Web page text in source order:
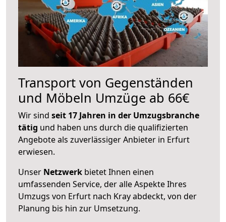
Transport von Gegenständen
und Möbeln Umzüge ab 66€
Wir sind seit 17 Jahren in der Umzugsbranche
tätig und haben uns durch die qualifizierten
Angebote als zuverlässiger Anbieter in Erfurt
erwiesen.
Unser Netzwerk bietet Ihnen einen
umfassenden Service, der alle Aspekte Ihres
Umzugs von Erfurt nach Kray abdeckt, von der
Planung bis hin zur Umsetzung.